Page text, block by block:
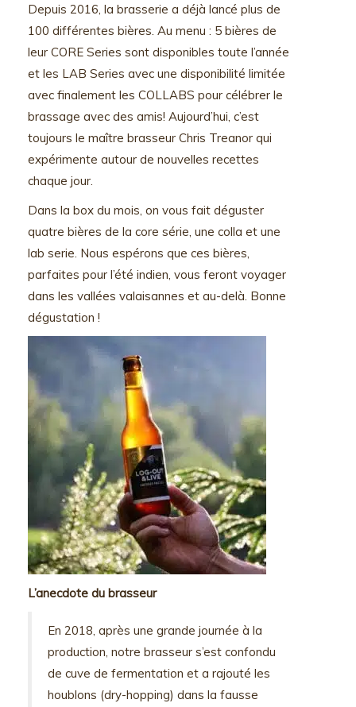
Depuis 2016, la brasserie a déjà lancé plus de
100 différentes bières. Au menu : 5 bières de
leur CORE Series sont disponibles toute l’année
et les LAB Series avec une disponibilité limitée
avec finalement les COLLABS pour célébrer le
brassage avec des amis! Aujourd’hui, c’est
toujours le maître brasseur Chris Treanor qui
expérimente autour de nouvelles recettes
chaque jour.
Dans la box du mois, on vous fait déguster
quatre bières de la core série, une colla et une
lab serie. Nous espérons que ces bières,
parfaites pour l’été indien, vous feront voyager
dans les vallées valaisannes et au-delà. Bonne
dégustation !
L’anecdote du brasseur
En 2018, après une grande journée à la
production, notre brasseur s’est confondu
de cuve de fermentation et a rajouté les
houblons (dry-hopping) dans la fausse